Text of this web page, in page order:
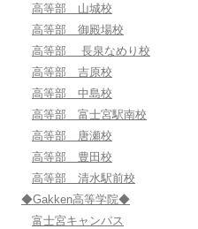
高等部 山城校
高等部 御殿場校
高等部 長泉なめり校
高等部 吉原校
高等部 中島校
高等部 富士宮駅南校
高等部 唐瀬校
高等部 豊田校
高等部 清水駅前校
◆Gakken高等学院◆
富士宮キャンパス